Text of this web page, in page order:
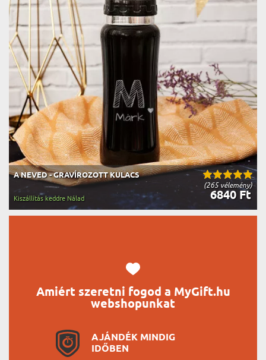
(265 vélemény)
A NEVED - GRAVÍROZOTT KULACS
6840 Ft
Kiszállítás keddre Nálad
Amiért szeretni fogod a MyGift.hu
webshopunkat
AJÁNDÉK MINDIG
IDŐBEN